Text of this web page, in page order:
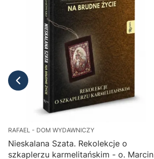
RAFAEL - DOM WYDAWNICZY
Nieskalana Szata. Rekolekcje o
szkaplerzu karmelitańskim - o. Marcin